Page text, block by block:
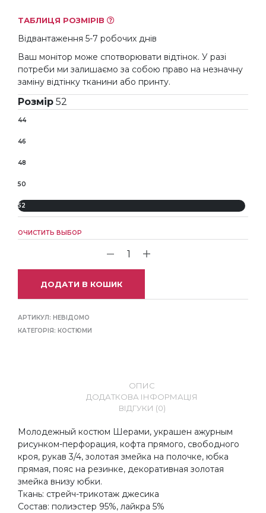
ТАБЛИЦЯ РОЗМІРІВ
Відвантаження 5-7 робочих днів
Ваш монітор може спотворювати відтінок. У разі
потреби ми залишаємо за собою право на незначну
заміну відтінку тканини або принту.
Розмір 52
44
46
48
50
52
ОЧИСТИТЬ ВЫБОР
ДОДАТИ В КОШИК
АРТИКУЛ: НЕВІДОМО
КАТЕГОРІЯ: КОСТЮМИ
ОПИС
ДОДАТКОВА ІНФОРМАЦІЯ
ВІДГУКИ (0)
Молодежный костюм Шерами, украшен ажурным
рисунком-перфорация, кофта прямого, свободного
кроя, рукав 3/4, золотая змейка на полочке, юбка
прямая, пояс на резинке, декоративная золотая
змейка внизу юбки.
Ткань: стрейч-трикотаж джесика
Состав: полиэстер 95%, лайкра 5%